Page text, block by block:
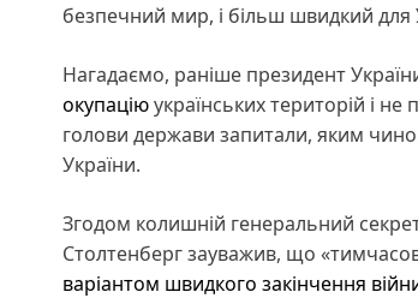
безпечний мир, і більш швидкий для
Нагадаємо, раніше президент
окупаціюукраїнських територій і
голови держави запитали, яким
України.
Згодом колишній генеральний
Столтенберг зауважив, що
варіантом швидкого закінчення